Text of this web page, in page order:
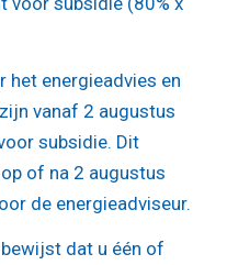
het energieadvies en
vanaf 2 augustus
subsidie. Dit
of na 2 augustus
de energieadviseur.
dat u één of